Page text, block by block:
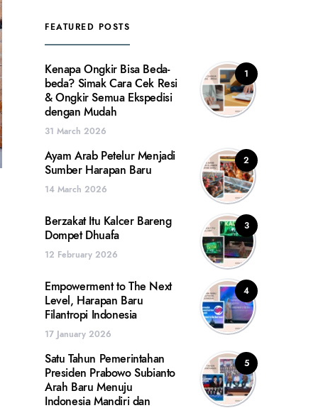
FEATURED POSTS
1
Kenapa Ongkir Bisa Beda-
beda? Simak Cara Cek Resi
& Ongkir Semua Ekspedisi
dengan Mudah
31 March 2026
2
Ayam Arab Petelur Menjadi
Sumber Harapan Baru
14 March 2026
3
Berzakat Itu Kalcer Bareng
Dompet Dhuafa
12 February 2026
4
Empowerment to The Next
Level, Harapan Baru
Filantropi Indonesia
17 January 2026
5
Satu Tahun Pemerintahan
Presiden Prabowo Subianto
Arah Baru Menuju
Indonesia Mandiri dan